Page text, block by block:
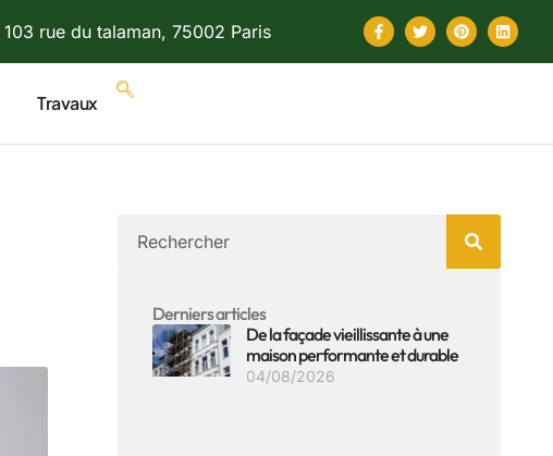
103 rue du talaman, 75002 Paris
Travaux
Derniers articles
De la façade vieillissante à une
maison performante et durable
04/08/2026